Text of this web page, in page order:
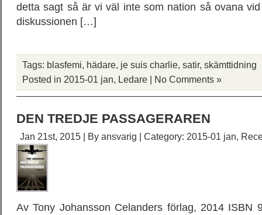
detta sagt så är vi väl inte som nation så ovana
diskussionen […]
Tags: blasfemi hädare je suis charlie satir, skämttidning
Posted in 2015-01 jan Ledare | No Comments »
DEN TREDJE PASSAGERAREN
Jan 21st, 2015 | By ansvarig | Category: 2015-01 jan
Av Tony Johansson Celanders förlag, 2014 ISBN